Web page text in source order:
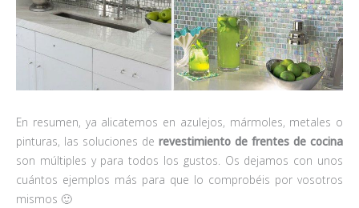
En resumen, ya alicatemos en azulejos, mármoles, metales o
pinturas, las soluciones de revestimiento de frentes de cocina
son múltiples y para todos los gustos. Os dejamos con unos
cuántos ejemplos más para que lo comprobéis por vosotros
mismos 🙂